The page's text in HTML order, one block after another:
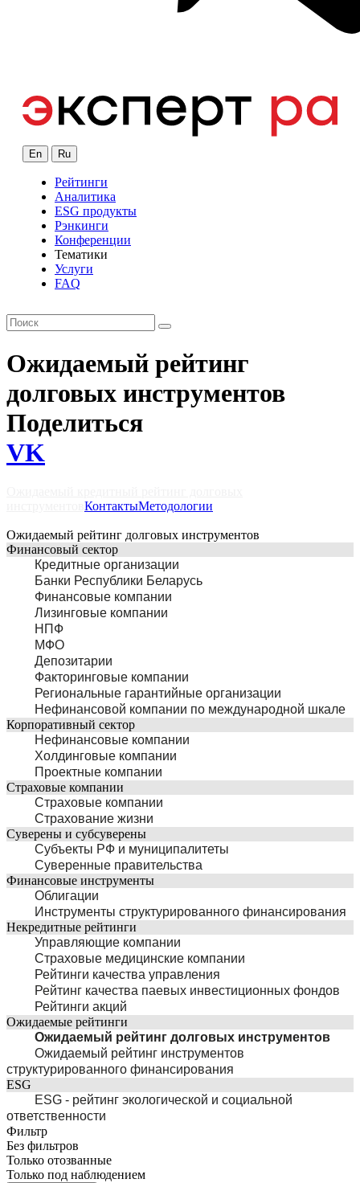
En Ru
Рейтинги
Аналитика
ESG продукты
Рэнкинги
Конференции
Тематики
Услуги
FAQ
Ожидаемый рейтинг
долговых инструментов
Поделиться
VK
КонтактыМетодологии
Ожидаемый рейтинг долговых инструментов
Финансовый сектор
Кредитные организации
Банки Республики Беларусь
Финансовые компании
Лизинговые компании
НПФ
МФО
Депозитарии
Факторинговые компании
Региональные гарантийные организации
Нефинансовой компании по международной шкале
Корпоративный сектор
Нефинансовые компании
Холдинговые компании
Проектные компании
Страховые компании
Страховые компании
Страхование жизни
Суверены и субсуверены
Субъекты РФ и муниципалитеты
Суверенные правительства
Финансовые инструменты
Облигации
Инструменты структурированного финансирования
Некредитные рейтинги
Управляющие компании
Страховые медицинские компании
Рейтинги качества управления
Рейтинг качества паевых инвестиционных фондов
Рейтинги акций
Ожидаемые рейтинги
Ожидаемый рейтинг долговых инструментов
Ожидаемый рейтинг инструментов
структурированного финансирования
ESG
ESG - рейтинг экологической и социальной
ответственности
Фильтр
Без фильтров
Только отозванные
Только под наблюдением